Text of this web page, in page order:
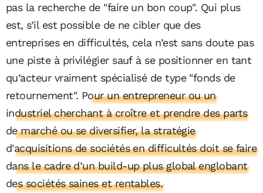
pas la recherche de "faire un bon coup". Qui plus
est, s’il est possible de ne cibler que des
entreprises en difficultés, cela n’est sans doute pas
une piste à privilégier sauf à se positionner en tant
qu’acteur vraiment spécialisé de type "fonds de
retournement". Pour un entrepreneur ou un
industriel cherchant à croître et prendre des parts
de marché ou se diversifier, la stratégie
d'acquisitions de sociétés en difficultés doit se faire
dans le cadre d’un build-up plus global englobant
des sociétés saines et rentables.